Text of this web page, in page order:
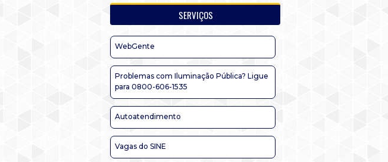
SERVIÇOS
WebGente
Problemas com Iluminação Pública? Ligue
para 0800-606-1535
Autoatendimento
Vagas do SINE